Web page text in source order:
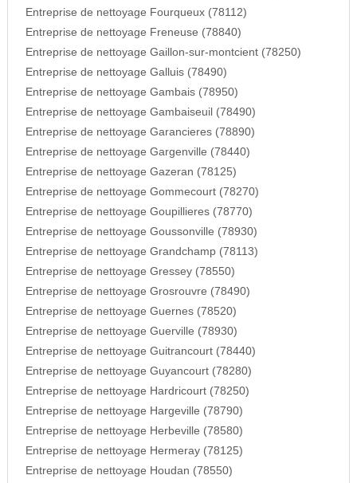
Entreprise de nettoyage Fourqueux (78112)
Entreprise de nettoyage Freneuse (78840)
Entreprise de nettoyage Gaillon-sur-montcient (78250)
Entreprise de nettoyage Galluis (78490)
Entreprise de nettoyage Gambais (78950)
Entreprise de nettoyage Gambaiseuil (78490)
Entreprise de nettoyage Garancieres (78890)
Entreprise de nettoyage Gargenville (78440)
Entreprise de nettoyage Gazeran (78125)
Entreprise de nettoyage Gommecourt (78270)
Entreprise de nettoyage Goupillieres (78770)
Entreprise de nettoyage Goussonville (78930)
Entreprise de nettoyage Grandchamp (78113)
Entreprise de nettoyage Gressey (78550)
Entreprise de nettoyage Grosrouvre (78490)
Entreprise de nettoyage Guernes (78520)
Entreprise de nettoyage Guerville (78930)
Entreprise de nettoyage Guitrancourt (78440)
Entreprise de nettoyage Guyancourt (78280)
Entreprise de nettoyage Hardricourt (78250)
Entreprise de nettoyage Hargeville (78790)
Entreprise de nettoyage Herbeville (78580)
Entreprise de nettoyage Hermeray (78125)
Entreprise de nettoyage Houdan (78550)